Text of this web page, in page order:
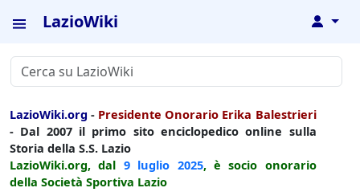
LazioWiki ↓
LazioWiki.org - Presidente Onorario Erika Balestrieri
- Dal 2007 il primo sito enciclopedico online sulla
Storia della S.S. Lazio
LazioWiki.org, dal 9 luglio 2025, è socio onorario
della Società Sportiva Lazio